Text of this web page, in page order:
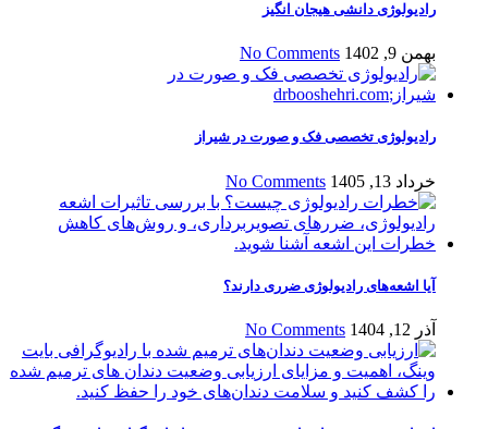
رادیولوژی دانشی هیجان انگیز
بهمن 9, 1402 No Comments
رادیولوژی تخصصی فک و صورت در شیراز
خرداد 13, 1405 No Comments
آیا اشعه‌های رادیولوژی ضرری دارند؟
آذر 12, 1404 No Comments